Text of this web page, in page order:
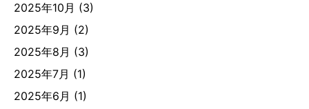
2025年10月 (3)
2025年9月 (2)
2025年8月 (3)
2025年7月 (1)
2025年6月 (1)